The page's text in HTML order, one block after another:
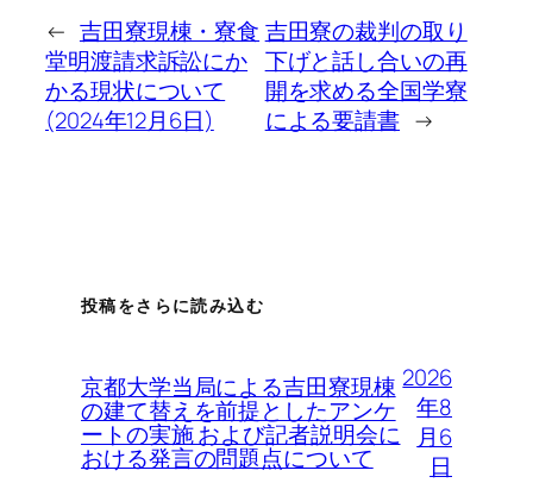
← 吉田寮現棟・寮食
堂明渡請求訴訟にか
かる現状について
(2024年12月6日)
吉田寮の裁判の取り
下げと話し合いの再
開を求める全国学寮
による要請書 →
投稿をさらに読み込む
京都大学当局による吉田寮現棟
の建て替えを前提としたアンケ
ートの実施 および記者説明会に
おける発言の問題点について
2026
年8
月6
日